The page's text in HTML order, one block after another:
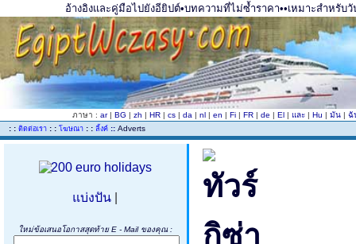
อ้างอิงและคู่มือไปยังอียิปต์•บทความที่ไม่ซ้ำราคา••เหมาะสำหรั
ภาษา :ar |BG |zh |HR |cs |da |nl |en |Fi |FR |de |El | และ |Hu |มัน |
: : ติดต่อเรา : : โฆษณา : : ลิ้งค์ :: Adverts
แบ่งปัน
ใหม่ข้อเสนอโอกาสสุดท้าย E - Mail ของคุณ :